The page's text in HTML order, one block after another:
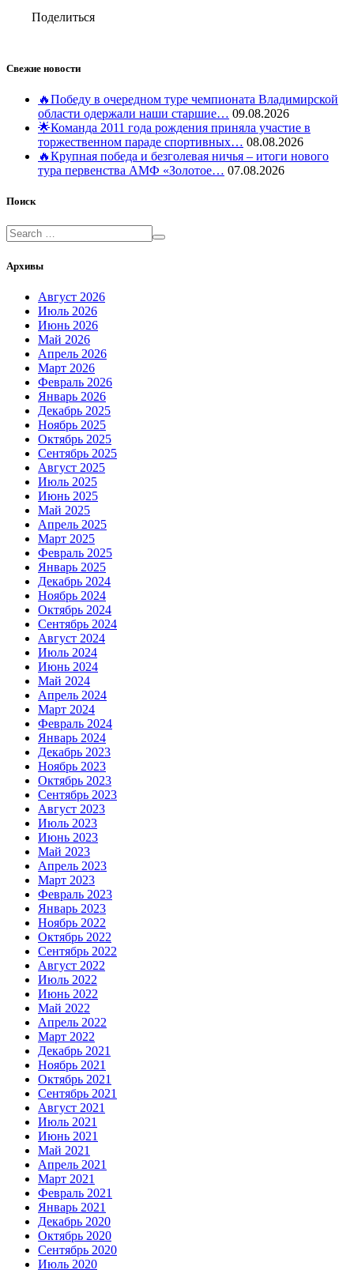
Поделиться
Свежие новости
🔥Победу в очередном туре чемпионата Владимирской
области одержали наши старшие… 09.08.2026
🌟Команда 2011 года рождения приняла участие в
торжественном параде спортивных… 08.08.2026
🔥Крупная победа и безголевая ничья – итоги нового
тура первенства АМФ «Золотое… 07.08.2026
Поиск
Архивы
Август 2026
Июль 2026
Июнь 2026
Май 2026
Апрель 2026
Март 2026
Февраль 2026
Январь 2026
Декабрь 2025
Ноябрь 2025
Октябрь 2025
Сентябрь 2025
Август 2025
Июль 2025
Июнь 2025
Май 2025
Апрель 2025
Март 2025
Февраль 2025
Январь 2025
Декабрь 2024
Ноябрь 2024
Октябрь 2024
Сентябрь 2024
Август 2024
Июль 2024
Июнь 2024
Май 2024
Апрель 2024
Март 2024
Февраль 2024
Январь 2024
Декабрь 2023
Ноябрь 2023
Октябрь 2023
Сентябрь 2023
Август 2023
Июль 2023
Июнь 2023
Май 2023
Апрель 2023
Март 2023
Февраль 2023
Январь 2023
Ноябрь 2022
Октябрь 2022
Сентябрь 2022
Август 2022
Июль 2022
Июнь 2022
Май 2022
Апрель 2022
Март 2022
Декабрь 2021
Ноябрь 2021
Октябрь 2021
Сентябрь 2021
Август 2021
Июль 2021
Июнь 2021
Май 2021
Апрель 2021
Март 2021
Февраль 2021
Январь 2021
Декабрь 2020
Октябрь 2020
Сентябрь 2020
Июль 2020